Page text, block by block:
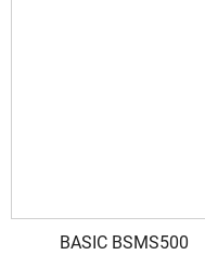
BASIC BSMS500